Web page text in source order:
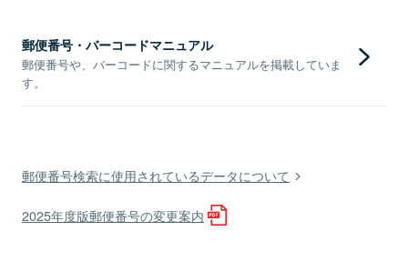
郵便番号・バーコードマニュアル
郵便番号や、バーコードに関するマニュアルを掲載していま
す。
郵便番号検索に使用されているデータについて
2025年度版郵便番号の変更案内